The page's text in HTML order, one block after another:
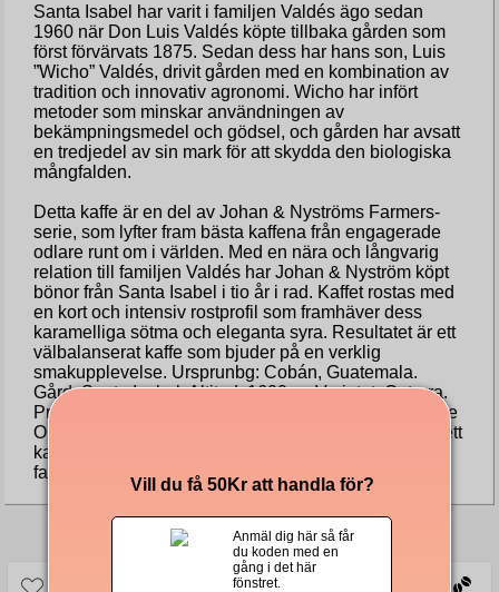
Santa Isabel har varit i familjen Valdés ägo sedan
1960 när Don Luis Valdés köpte tillbaka gården som
först förvärvats 1875. Sedan dess har hans son, Luis
”Wicho” Valdés, drivit gården med en kombination av
tradition och innovativ agronomi. Wicho har infört
metoder som minskar användningen av
bekämpningsmedel och gödsel, och gården har avsatt
en tredjedel av sin mark för att skydda den biologiska
mångfalden.
Detta kaffe är en del av Johan & Nyströms Farmers-
serie, som lyfter fram bästa kaffena från engagerade
odlare runt om i världen. Med en nära och långvarig
relation till familjen Valdés har Johan & Nyström köpt
bönor från Santa Isabel i tio år i rad. Kaffet rostas med
en kort och intensiv rostprofil som framhäver dess
karamelliga sötma och eleganta syra. Resultatet är ett
välbalanserat kaffe som bjuder på en verklig
smakupplevelse. Ursprunbg: Cobán, Guatemala.
Gård: Santa Isabel. Altitud: 1600 m. Varietet: Caturra.
Processmetod: Tvättat. Med Johan & Nyströms Single
Origin Luis ”Wicho” Valdés i koppen får du inte bara ett
kaffe med exceptionell smak – du stödjer också en
familj som brinner för kvalitet, hållbarhet och tradition.
Andra köpte även
Vill du få 50Kr att handla för?
Anmäl dig här så får
du koden med en
gång i det här
fönstret.